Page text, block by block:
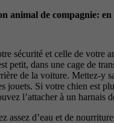
animal de compagnie:
sécurité et celle de votre
petit, dans une cage de
de la voiture. Mettez-y
jouets. Si votre chien est
l’attacher à un harnais
assez d’eau et de